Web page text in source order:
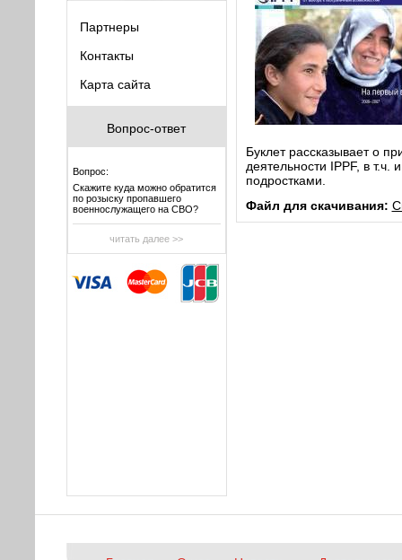
Партнеры
Контакты
Карта сайта
Вопрос-ответ
Вопрос:
Скажите куда можно обратится
по розыску пропавшего
военнослужащего на СВО?
читать далее >>
Буклет рассказывает о
деятельности IPPF, в
подростками.
Файл для скачивания: